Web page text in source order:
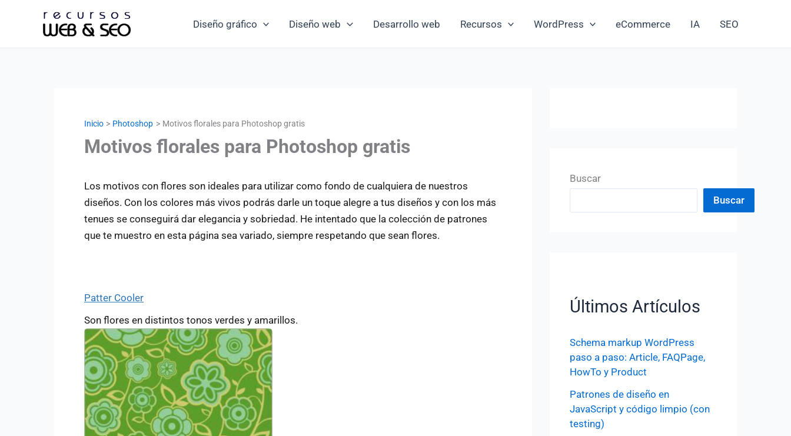
Diseño gráfico Diseño web Desarrollo web Recursos WordPress eCommerce IA SEO
Inicio Photoshop Motivos florales para Photoshop gratis
Motivos florales para Photoshop gratis
Los motivos con flores son ideales para utilizar como fondo de cualquiera de nuestros
diseños. Con los colores más vivos podrás darle un toque alegre a tus diseños y con los más
tenues se conseguirá dar elegancia y sobriedad. He intentado que la colección de patrones
que te muestro en esta página sea variado, siempre respetando que sean flores.
Patter Cooler
Son flores en distintos tonos verdes y amarillos.
Buscar
Buscar
Últimos Artículos
Schema markup WordPress
paso a paso: Article, FAQPage,
HowTo y Product
Patrones de diseño en
JavaScript y código limpio (con
testing)